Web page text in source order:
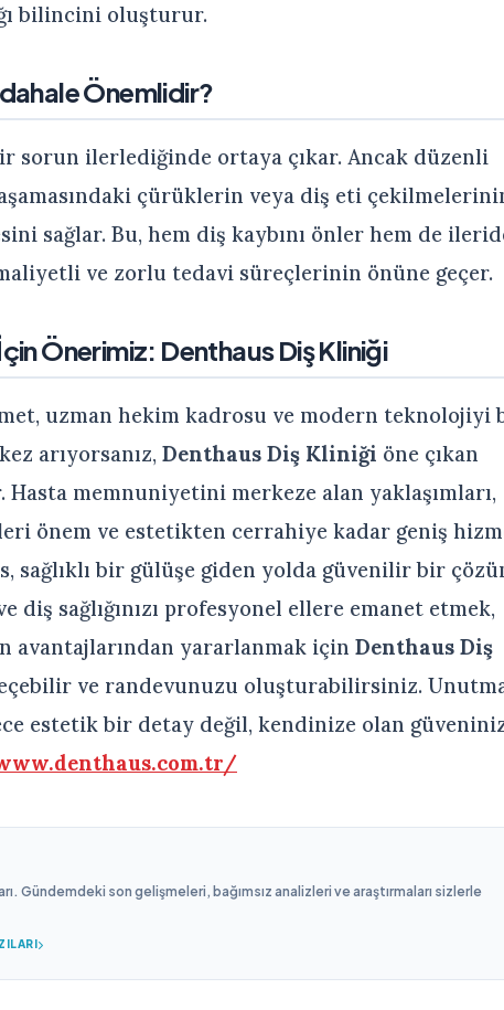
bilincini oluşturur.
Önemlidir?
sorun ilerlediğinde ortaya çıkar. Ancak düzenli
çürüklerin veya diş eti
sağlar. Bu, hem diş kaybını önler hem de
ve zorlu tedavi süreçlerinin önüne geçer.
Önerimiz: Denthaus Diş Kliniği
uzman hekim kadrosu ve modern teknolojiyi
arıyorsanız, Denthaus Diş Kliniği öne çıkan
memnuniyetini merkeze alan yaklaşımları,
önem ve estetikten cerrahiye kadar geniş
sağlıklı bir gülüşe giden yolda güvenilir bir
diş sağlığınızı profesyonel ellere emanet etmek,
avantajlarından yararlanmak için Denthaus Diş
ve randevunuzu oluşturabilirsiniz.
estetik bir detay değil, kendinize olan
Gündemdeki son gelişmeleri, bağımsız analizleri ve araştırmaları sizlerle